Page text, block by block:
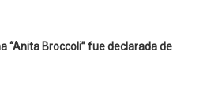
“Anita Broccoli” fue declarada de